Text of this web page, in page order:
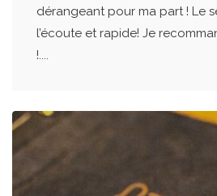
dérangeant pour ma part ! Le
l’écoute et rapide! Je
!....